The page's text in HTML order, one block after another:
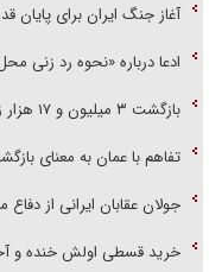
آغاز جنگ ایران برای پایان
ادعا درباره «نحوه رد زنی
بازگشت ۳ میلیون و ۱۷ هزار زائر اربعین به کشور
تفاهم با عمان به معنای
جولان عقابان ایرانی از
خرید قسطی اولش خنده و